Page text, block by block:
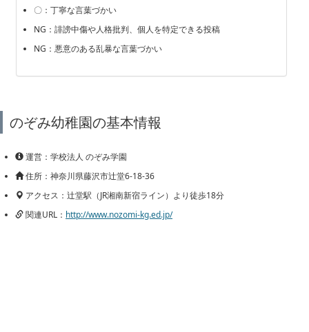
〇：丁寧な言葉づかい
NG：誹謗中傷や人格批判、個人を特定できる投稿
NG：悪意のある乱暴な言葉づかい
のぞみ幼稚園の基本情報
運営：学校法人 のぞみ学園
住所：神奈川県藤沢市辻堂6-18-36
アクセス：辻堂駅（JR湘南新宿ライン）より徒歩18分
関連URL： http://www.nozomi-kg.ed.jp/